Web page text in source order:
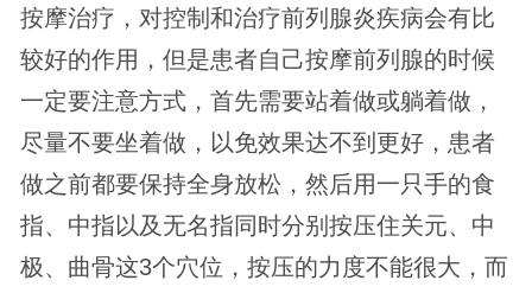
按摩治疗，对控制和治疗前列腺炎疾病会有比
较好的作用，但是患者自己按摩前列腺的时候
一定要注意方式，首先需要站着做或躺着做，
尽量不要坐着做，以免效果达不到更好，患者
做之前都要保持全身放松，然后用一只手的食
指、中指以及无名指同时分别按压住关元、中
极、曲骨这3个穴位，按压的力度不能很大，而